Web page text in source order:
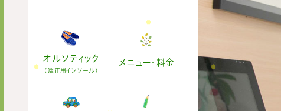
オルソティック
(矯正用インソール)
メニュー・料金